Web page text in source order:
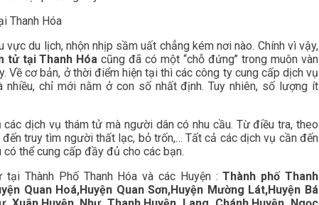
Thanh Hóa
vực du lịch, nhộn nhịp sầm uất chẳng kém nơi nào. Chính vì vậy,
tử tại Thanh Hóacũng đã có một “chỗ đứng’’ trong muôn vàn
Về cơ bản, ở thời điểm hiện tại thì các công ty cung cấp dịch vụ
chỉ mới nằm ở con số nhất định. Tuy nhiên, số lượng ít
dịch vụ thám tử mà người dân có nhu cầu. Từ điều tra, theo
truy tìm người thất lạc, bỏ trốn,… Tất cả các dịch vụ cần đến
thể cung cấp đầy đủ cho các bạn.
Thành Phố Thanh Hóa và các Huyện :Thành phố Thanh
Quan Hoá,Huyện Quan Sơn,Huyện Mường Lát,Huyện Bá